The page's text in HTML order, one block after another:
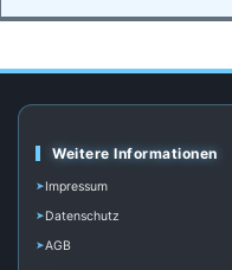
Weitere Informationen
Impressum
Datenschutz
AGB